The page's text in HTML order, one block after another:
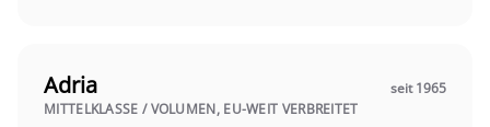
Adria
seit 1965
MITTELKLASSE / VOLUMEN, EU-WEIT VERBREITET